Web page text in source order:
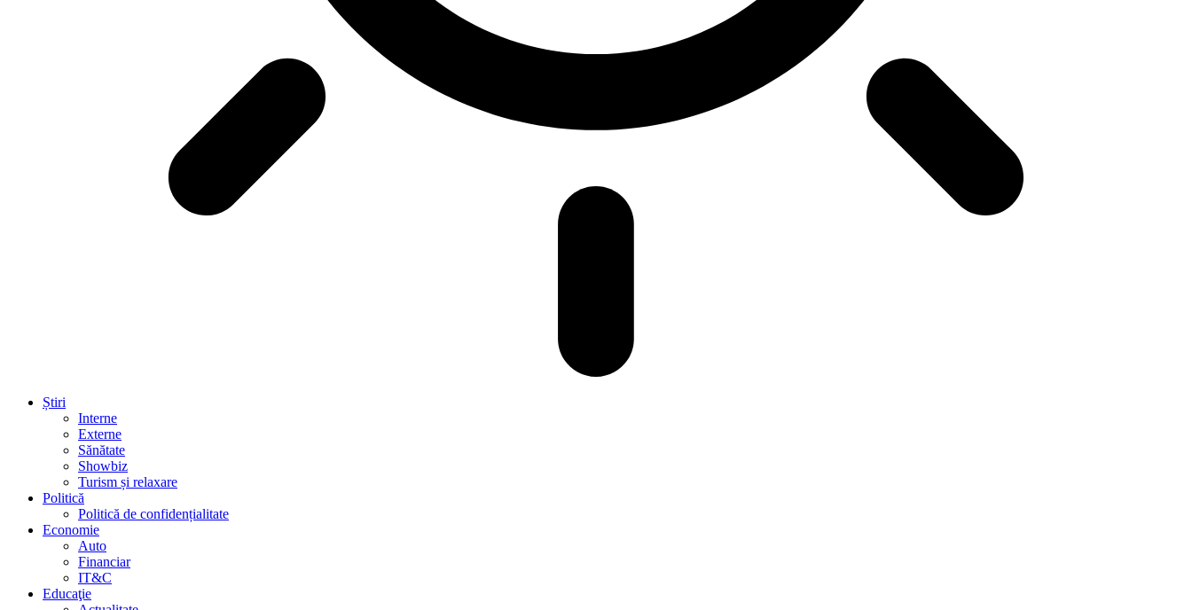
Știri
Interne
Externe
Sănătate
Showbiz
Turism și relaxare
Politică
Politică de confidențialitate
Economie
Auto
Financiar
IT&C
Educaţie